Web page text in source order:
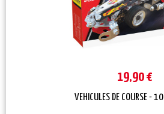
19,90 €
VEHICULES DE COURSE -